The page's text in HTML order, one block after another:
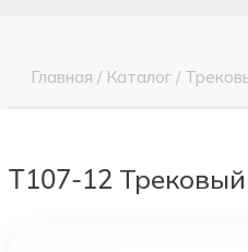
Главная / Каталог /
T107-12 Трековый